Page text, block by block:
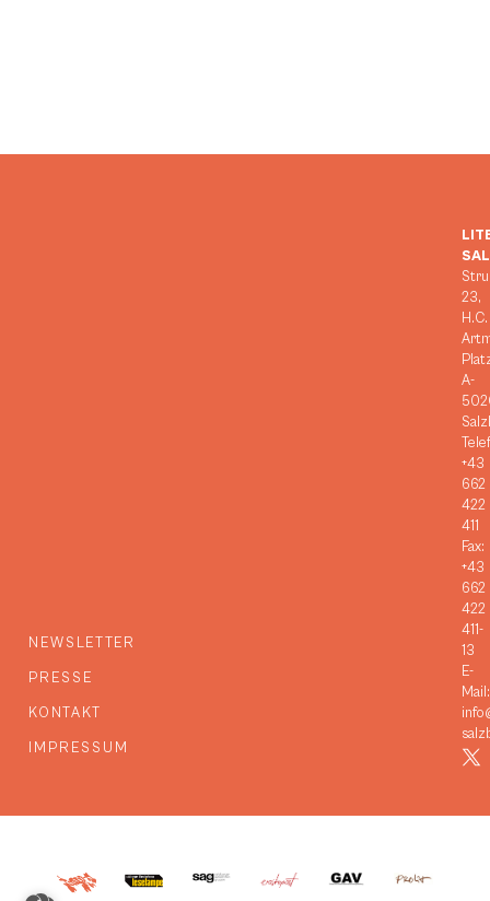
NEWSLETTER
PRESSE
KONTAKT
IMPRESSUM
23,
H.C.
A-
+43
662
422
411
Fax:
+43
662
422
411-
13
E-
Mail: